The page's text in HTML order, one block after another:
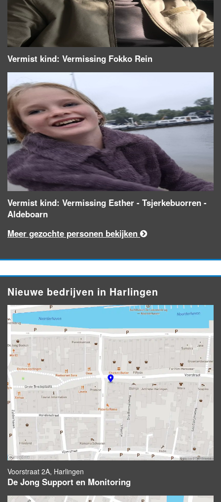
Vermist kind: Vermissing Fokko Rein
Vermist kind: Vermissing Esther - Tsjerkebuorren -
Aldeboarn
Meer gezochte personen bekijken
Nieuwe bedrijven in Harlingen
Voorstraat 2A, Harlingen
De Jong Support en Monitoring